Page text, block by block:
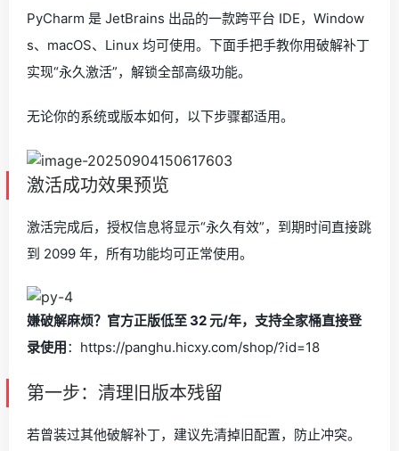
PyCharm 是 JetBrains 出品的一款跨平台 IDE，Window
s、macOS、Linux 均可使用。下面手把手教你用破解补丁
实现“永久激活”，解锁全部高级功能。
无论你的系统或版本如何，以下步骤都适用。
激活成功效果预览
激活完成后，授权信息将显示“永久有效”，到期时间直接跳
到 2099 年，所有功能均可正常使用。
嫌破解麻烦？官方正版低至 32 元/年，支持全家桶直接登
录使用 ：https://panghu.hicxy.com/shop/?id=18
第一步：清理旧版本残留
若曾装过其他破解补丁，建议先清掉旧配置，防止冲突。